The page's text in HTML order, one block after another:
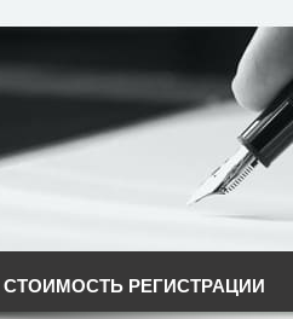
СТОИМОСТЬ РЕГИСТРАЦИИ